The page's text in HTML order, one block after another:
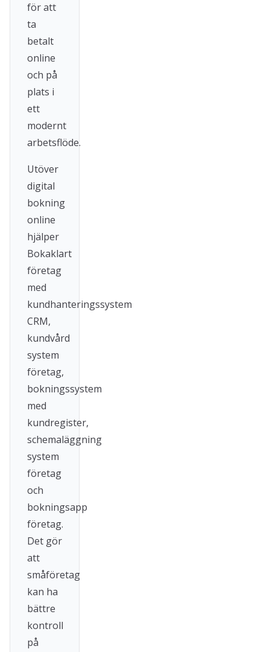
för att
ta
betalt
online
och på
plats i
ett
modernt
arbetsflöde.
Utöver
digital
bokning
online
hjälper
Bokaklart
företag
med
kundhanteringssystem
CRM,
kundvård
system
företag,
bokningssystem
med
kundregister,
schemaläggning
system
företag
och
bokningsapp
företag.
Det gör
att
småföretag
kan ha
bättre
kontroll
på